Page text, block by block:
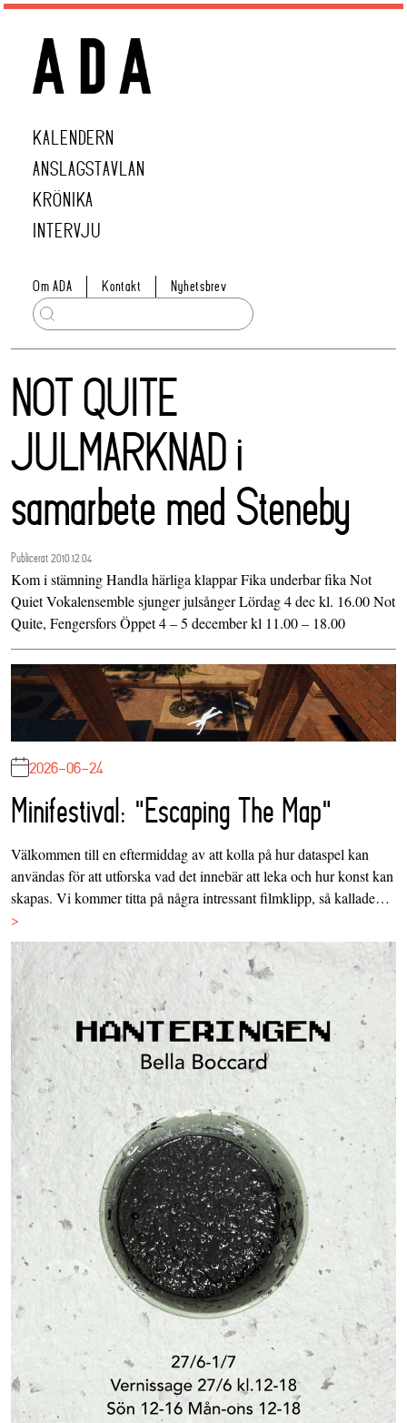
KALENDERN
ANSLAGSTAVLAN
KRÖNIKA
INTERVJU
Om ADA Kontakt Nyhetsbrev
NOT QUITE
JULMARKNAD i
samarbete med Steneby
Publicerat 2010.12.04
Kom i stämning Handla härliga klappar Fika underbar fika Not
Quiet Vokalensemble sjunger julsånger Lördag 4 dec kl. 16.00 Not
Quite, Fengersfors Öppet 4 – 5 december kl 11.00 – 18.00
2026-06-24
Minifestival: "Escaping The Map"
Välkommen till en eftermiddag av att kolla på hur dataspel kan
användas för att utforska vad det innebär att leka och hur konst kan
skapas. Vi kommer titta på några intressant filmklipp, så kallade…
>